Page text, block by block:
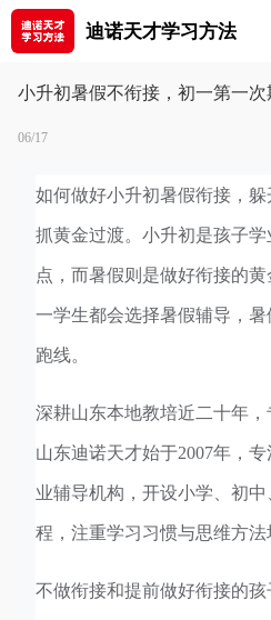
迪诺天才学习方法
小升初暑假不衔接，初一第一
06/17
如何做好小升初暑假衔接，
抓黄金过渡。小升初是孩子
点，而暑假则是做好衔接的
一学生都会选择暑假辅导，
跑线。
深耕山东本地教培近二十年，
山东迪诺天才始于2007年， 专
业辅导机构，开设小学、初
程，注重学习习惯与思维方法
不做衔接和提前做好衔接的